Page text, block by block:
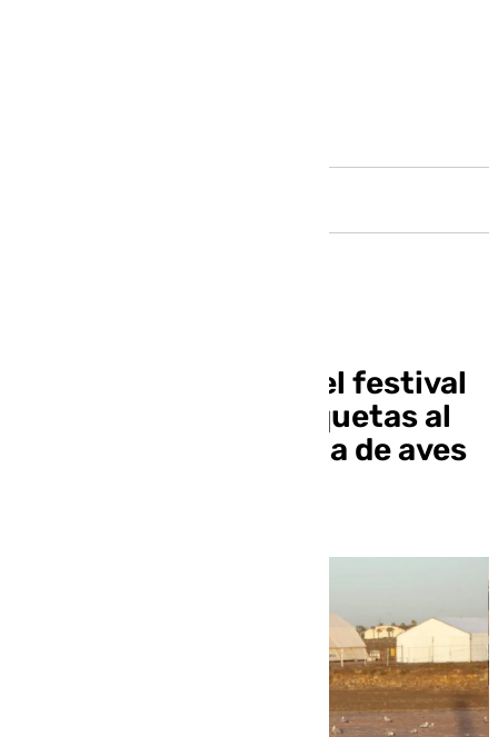
El CSIC desaconseja el festival
en Las Salinas de Roquetas al
constatar la presencia de aves